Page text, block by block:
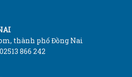
thành phố Đồng Nai
866 242